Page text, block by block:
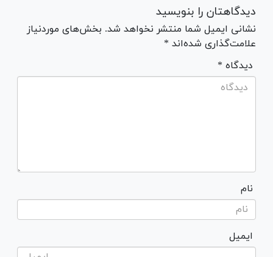
دیدگاهتان را بنویسید
نشانی ایمیل شما منتشر نخواهد شد. بخش‌های موردنیاز
علامت‌گذاری شده‌اند *
* دیدگاه
نام
ایمیل